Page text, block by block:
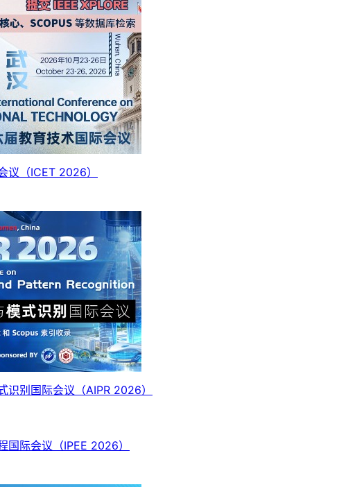
议 （ICET 2026）
识别国际会议 （AIPR 2026）
国际会议 （IPEE 2026）